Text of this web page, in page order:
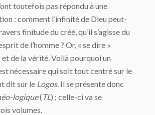
toutefois pas répondu à une
: comment l’infinité de Dieu peut-
finitude du créé, qu’il s’agisse du
de l’homme ? Or, « se dire »
et de la vérité. Voilà pourquoi un
nécessaire qui soit tout centré sur le
dit sur le Logos. Il se présente donc
logique( TL) ; celle-ci va se
volumes.